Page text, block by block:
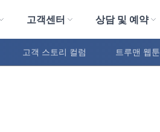
고객센터 상담 및 예약
고객 스토리 컬럼 트루맨 웹툰